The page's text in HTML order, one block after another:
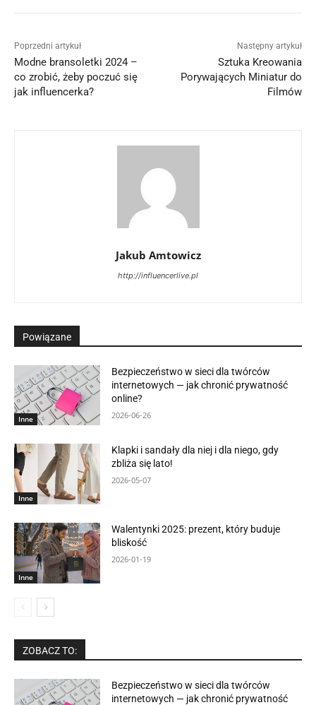
Poprzedni artykuł
Modne bransoletki 2024 –
co zrobić, żeby poczuć się
jak influencerka?
Następny artykuł
Sztuka Kreowania
Porywających Miniatur do
Filmów
Jakub Amtowicz
http://influencerlive.pl
Powiązane
Inne
Bezpieczeństwo w sieci dla twórców
internetowych — jak chronić prywatność
online?
2026-06-26
Inne
Klapki i sandały dla niej i dla niego, gdy
zbliża się lato!
2026-05-07
Inne
Walentynki 2025: prezent, który buduje
bliskość
2026-01-19
ZOBACZ TO:
Bezpieczeństwo w sieci dla twórców
internetowych — jak chronić prywatność